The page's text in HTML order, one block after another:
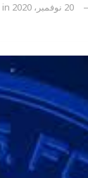
20 نوفمبر، 2020 in